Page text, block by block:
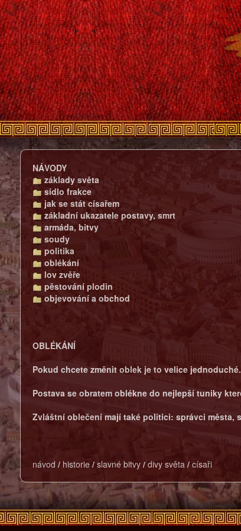
NÁVODY
základy světa
sídlo frakce
jak se stát císařem
základní ukazatele postavy, smrt
armáda, bitvy
soudy
politika
oblékání
lov zvěře
pěstování plodin
objevování a obchod
OBLÉKÁNÍ
Pokud chcete změnit oblek je to velice
Postava se obratem oblékne do nejlepší tuniky
Zvláštní oblečení mají také politici: správci města,
návod / historie/ slavné bitvy/ divy světa/ císaři